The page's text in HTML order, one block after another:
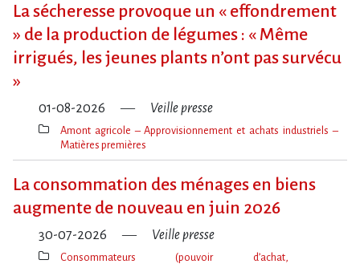
La sécheresse provoque un « effondrement
» de la production de légumes : « Même
irrigués, les jeunes plants n’ont pas survécu
»
01-08-2026 Veille presse
Thèmes(s)
Amont agricole – Approvisionnement et achats industriels –
Matières premières
La consommation des ménages en biens
augmente de nouveau en juin 2026
30-07-2026 Veille presse
Consommateurs (pouvoir d’achat,